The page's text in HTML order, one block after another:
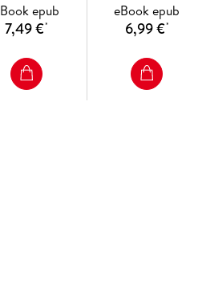
kann auf allen aktuelleren
von Fixed-Image-E-Books im
unterstützen. Weitere
epub
7,49 €*
eBook epub
6,99 €*